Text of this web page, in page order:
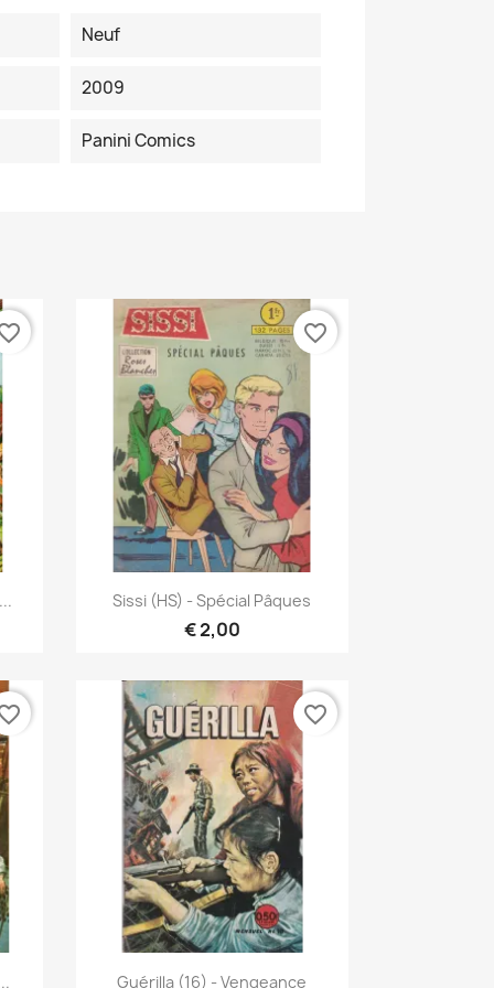
Neuf
2009
Panini Comics
Snel bekijken
Sissi (HS) - Spécial Pâques
€ 2,00
favorite_border
Snel bekijken
Guérilla (16) - Vengeance
favorite_border